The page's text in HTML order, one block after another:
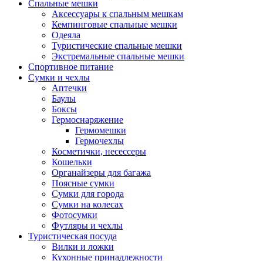
Спальные мешки
Аксессуары к спальным мешкам
Кемпинговые спальные мешки
Одеяла
Туристические спальные мешки
Экстремальные спальные мешки
Спортивное питание
Сумки и чехлы
Аптечки
Баулы
Боксы
Гермоснаряжение
Гермомешки
Гермочехлы
Косметички, несессеры
Кошельки
Органайзеры для багажа
Поясные сумки
Сумки для города
Сумки на колесах
Фотосумки
Футляры и чехлы
Туристическая посуда
Вилки и ложки
Кухонные принадлежности